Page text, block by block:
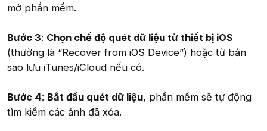
mở phần mềm.
Bước 3: Chọn chế độ quét dữ liệu từ thiết bị iOS
(thường là “Recover from iOS Device”) hoặc từ bản
sao lưu iTunes/iCloud nếu có.
Bước 4: Bắt đầu quét dữ liệu, phần mềm sẽ tự động
tìm kiếm các ảnh đã xóa.